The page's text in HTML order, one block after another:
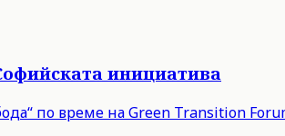
инициатива
по време на Green Transition